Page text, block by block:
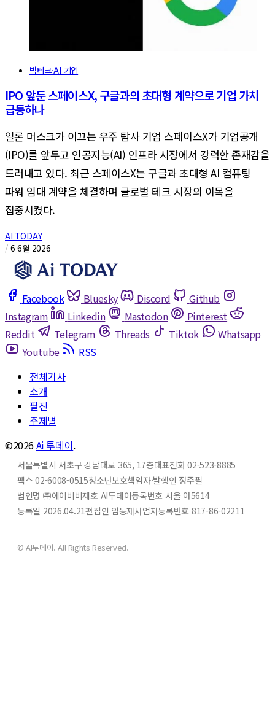
빅테크·AI 기업
IPO 앞둔 스페이스X, 구글과의 초대형 계약으로 기업 가치
급등하나
일론 머스크가 이끄는 우주 탐사 기업 스페이스X가 기업공개
(IPO)를 앞두고 인공지능(AI) 인프라 시장에서 강력한 존재감을
드러내고 있다. 최근 스페이스X는 구글과 초대형 AI 컴퓨팅
파워 임대 계약을 체결하며 글로벌 테크 시장의 이목을
집중시켰다.
AI TODAY
/ 6 6월 2026
Facebook Bluesky Discord
Github
Instagram
Linkedin Mastodon
Pinterest
Reddit
Telegram Threads Tiktok
Whatsapp
Youtube
RSS
전체기사
소개
필진
주제별
©2026Ai 투데이.
서울특별시 서초구 강남대로 365, 17층대표전화 02-523-8885
팩스 02-6008-0515청소년보호책임자·발행인 정주필
법인명 ㈜에이비비제호 AI투데이등록번호 서울 아5614
등록일 2026.04.21편집인 임동재사업자등록번호 817-86-02211
© AI투데이. All Rights Reserved.